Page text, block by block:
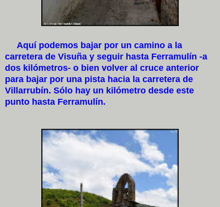
Aquí podemos bajar por un camino a la
carretera de Visuña y seguir hasta Ferramulín -a
dos kilómetros- o bien volver al cruce anterior
para bajar por una pista hacia la carretera de
Villarrubín. Sólo hay un kilómetro desde este
punto hasta Ferramulín.